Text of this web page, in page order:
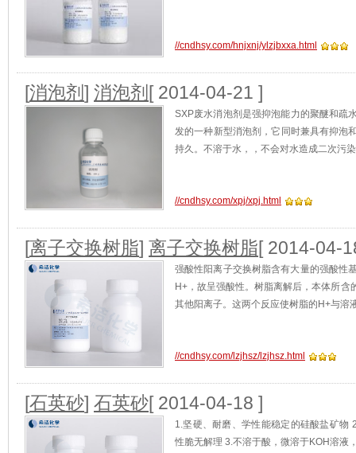
//cndhsy.com/hnjxnj/ylzjbxxa.html
[消泡剂 ] 消泡剂 [ 2014-04-21 ]
SXP废水消泡剂是强抑泡能力的聚醚和疏
发的一种新型消泡剂，它同时兼具有抑泡
持久。不溶于水，，不会对水造成二次污
//cndhsy.com/xpj/xpj.html
[离子交换树脂] 离子交换树脂[ 2014-04-
强酸性阳离子交换树脂含有大量的强酸性
H+，故呈强酸性。树脂离解后，本体所
其他阳离子。这两个反应使树脂的H+与溶
//cndhsy.com/lzjhsz/lzjhsz.html
[石英砂] 石英砂[ 2014-04-18 ]
1.坚硬、耐磨、学性能稳定的硅酸盐矿物
性脆无解理 3.不溶于酸，微溶于KOH溶液